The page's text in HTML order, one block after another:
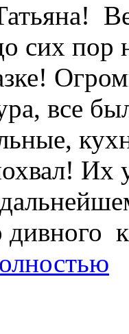
сих пор
все
Их
дивного